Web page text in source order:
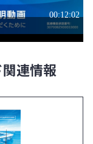
連情報